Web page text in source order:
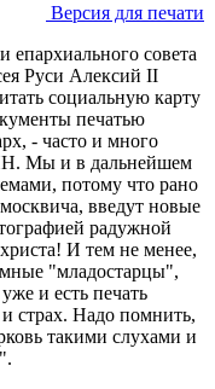
Версия для печати
епархиального совета
Руси Алексий II
социальную карту
печатью
- часто и много
Мы и в дальнейшем
потому что рано
введут новые
радужной
И тем не менее,
"младостарцы",
и есть печать
и страх. Надо помнить,
такими слухами и